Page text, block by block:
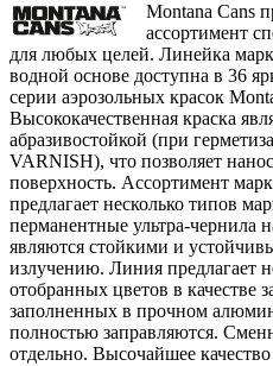
Montana Cans
ассортимент
для любых целей. Линейка
водной основе доступна в 36
серии аэрозольных красок
Высококачественная краска
абразивостойкой (при
VARNISH), что позволяет
поверхность. Ассортимент
предлагает несколько типов
перманентные ультра-чернила
являются стойкими и
излучению. Линия предлагает
отобранных цветов в качестве
заполненных в прочном
полностью заправляются.
отдельно. Высочайшее